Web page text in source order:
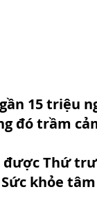
15 triệu
đó trầm
được Thứ
khỏe